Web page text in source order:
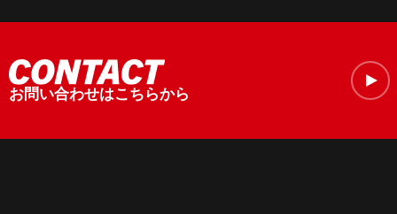
お問い合わせはこちらから